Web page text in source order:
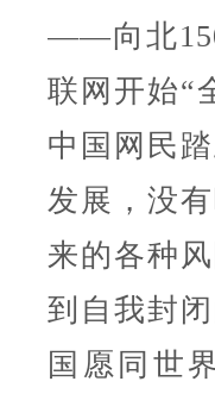
——向北
联网开始“
中国网民
发展，没
来的各种
到自我封
国愿同世